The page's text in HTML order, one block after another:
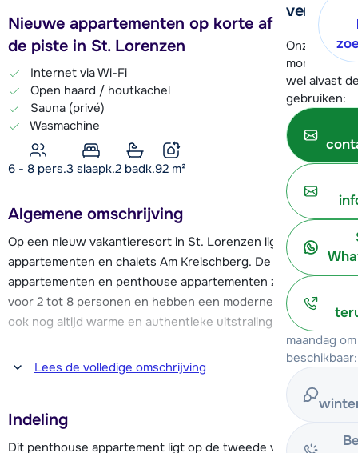
verder!
Onze
moment
wel alvast
gebruiken:
maandag
beschikbaar:
Nieuwe appartementen op korte afstand van
de piste in St. Lorenzen
Internet via Wi-Fi
Open haard / houtkachel
Sauna (privé)
Wasmachine
6 - 8 pers.3 slaapk.2 badk.92 m²
Algemene omschrijving
Op een nieuw vakantieresort in St. Lorenzen liggen de
appartementen en chalets Am Kreischberg. De
appartementen en penthouse appartementen zijn geschikt
voor 2 tot 8 personen en hebben een moderne maar toch
ook nog altijd warme en authentieke uitstraling.
Op slechts 500 meter afstand bevindt zich het dalstation
van het skigebied Kreischberg. Dit overzichtelijke skigebied
is ideaal als je op zoek bent naar een gemoedelijk gebied,
waar je elkaar ook makkelijk weer tegenkomt.
Lees de volledige omschrijving
Indeling
Dit penthouse appartement ligt op de tweede verdieping.